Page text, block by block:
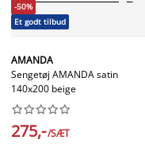
-50%
Et godt tilbud
AMANDA
Sengetøj AMANDA satin
140x200 beige






275,-/SÆT